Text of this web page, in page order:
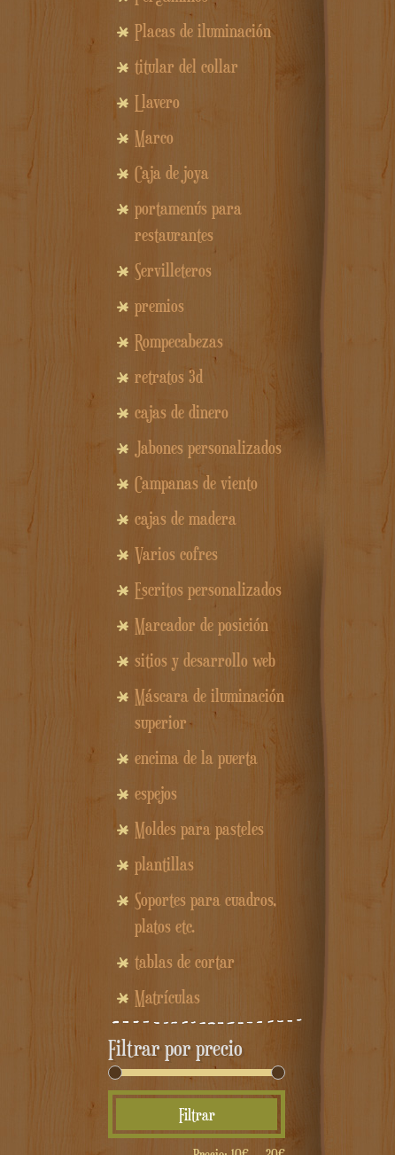
Placas de iluminación
titular del collar
Llavero
Marco
Caja de joya
portamenús para
restaurantes
Servilleteros
premios
Rompecabezas
retratos 3d
cajas de dinero
Jabones personalizados
Campanas de viento
cajas de madera
Varios cofres
Escritos personalizados
Marcador de posición
sitios y desarrollo web
Máscara de iluminación
superior
encima de la puerta
espejos
Moldes para pasteles
plantillas
Soportes para cuadros,
platos etc.
tablas de cortar
Matrículas
Filtrar por precio
mínimo
máximo
Filtrar